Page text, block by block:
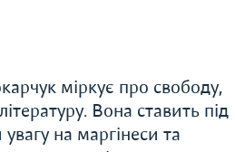
мiркує про свободу,
Вона ставить пiд
на маргiнеси та